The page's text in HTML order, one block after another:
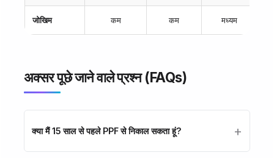
जोखिम कम कम मध्यम
अक्सर पूछे जाने वाले प्रश्न (FAQs)
क्या मैं 15 साल से पहले PPF से निकाल सकता हूं?